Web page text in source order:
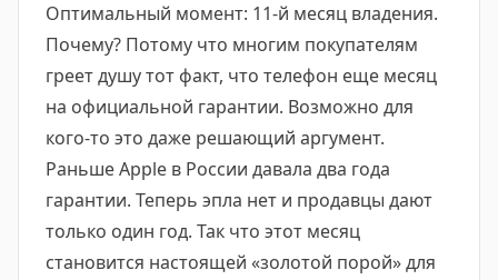
Оптимальный момент: 11-й месяц владения.
Почему? Потому что многим покупателям
греет душу тот факт, что телефон еще месяц
на официальной гарантии. Возможно для
кого-то это даже решающий аргумент.
Раньше Apple в России давала два года
гарантии. Теперь эпла нет и продавцы дают
только один год. Так что этот месяц
становится настоящей «золотой порой» для